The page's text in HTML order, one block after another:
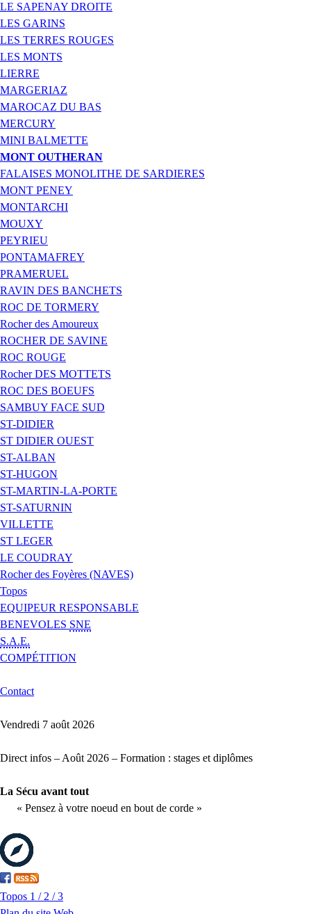
LE SAPENAY DROITE
LES GARINS
LES TERRES ROUGES
LES MONTS
LIERRE
MARGERIAZ
MAROCAZ DU BAS
MERCURY
MINI BALMETTE
MONT OUTHERAN
FALAISES MONOLITHE DE SARDIERES
MONT PENEY
MONTARCHI
MOUXY
PEYRIEU
PONTAMAFREY
PRAMERUEL
RAVIN DES BANCHETS
ROC DE TORMERY
Rocher des Amoureux
ROCHER DE SAVINE
ROC ROUGE
Rocher DES MOTTETS
ROC DES BOEUFS
SAMBUY FACE SUD
ST-DIDIER
ST DIDIER OUEST
ST-ALBAN
ST-HUGON
ST-MARTIN-LA-PORTE
ST-SATURNIN
VILLETTE
ST LEGER
LE COUDRAY
Rocher des Foyères (NAVES)
Topos
EQUIPEUR RESPONSABLE
BENEVOLES SNE
S.A.E.
COMPÉTITION
Contact
Vendredi 7 août 2026
Direct infos – Août 2026 – Formation : stages et diplômes
La Sécu avant tout
« Pensez à votre noeud en bout de corde »
Topos 1 / 2 / 3